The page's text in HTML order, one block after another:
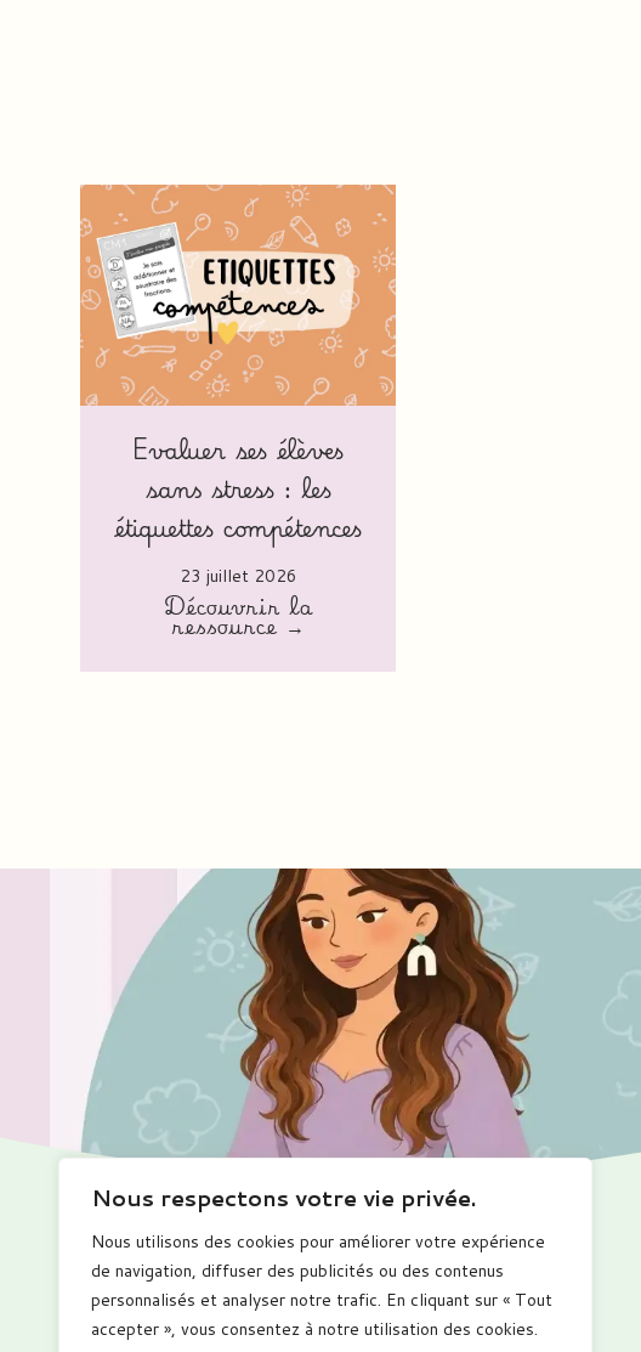
Nous respectons votre vie privée.
Nous utilisons des cookies pour améliorer votre expérience
de navigation, diffuser des publicités ou des contenus
personnalisés et analyser notre trafic. En cliquant sur « Tout
accepter », vous consentez à notre utilisation des cookies.
Evaluer ses élèves
sans stress : les
étiquettes compétences
23 juillet 2026
Découvrir la
ressource →
Me suivre